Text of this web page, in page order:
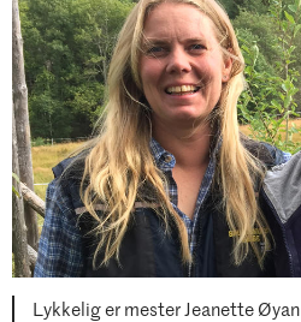
Lykkelig er mester Jeanette